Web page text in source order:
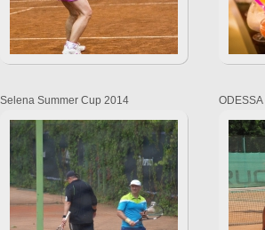
Selena Summer Cup 2014